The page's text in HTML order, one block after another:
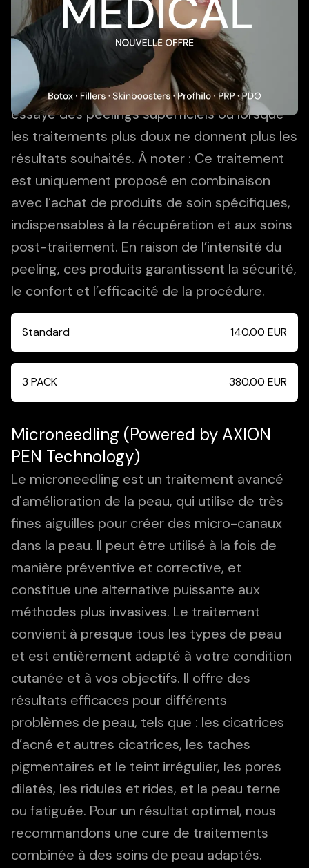
dommages causés par le soleil, ridules et
rides, texture de peau irrégulière ou
rugueuse. Ce type de peeling convient
particulièrement aux personnes ayant déjà
essayé des peelings superficiels ou lorsque
les traitements plus doux ne donnent plus les
résultats souhaités. À noter : Ce traitement
est uniquement proposé en combinaison
avec l’achat de produits de soin spécifiques,
indispensables à la récupération et aux soins
post-traitement. En raison de l’intensité du
peeling, ces produits garantissent la sécurité,
le confort et l’efficacité de la procédure.
Standard 140.00 EUR
3 PACK 380.00 EUR
Microneedling (Powered by AXION
PEN Technology)
Le microneedling est un traitement avancé
d'amélioration de la peau, qui utilise de très
fines aiguilles pour créer des micro-canaux
dans la peau. Il peut être utilisé à la fois de
manière préventive et corrective, et
constitue une alternative puissante aux
méthodes plus invasives. Le traitement
convient à presque tous les types de peau
et est entièrement adapté à votre condition
cutanée et à vos objectifs. Il offre des
résultats efficaces pour différents
problèmes de peau, tels que : les cicatrices
d’acné et autres cicatrices, les taches
pigmentaires et le teint irrégulier, les pores
dilatés, les ridules et rides, et la peau terne
ou fatiguée. Pour un résultat optimal, nous
recommandons une cure de traitements
combinée à des soins de peau adaptés.